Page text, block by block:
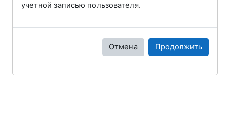
учетной записью пользователя.
Отмена Продолжить